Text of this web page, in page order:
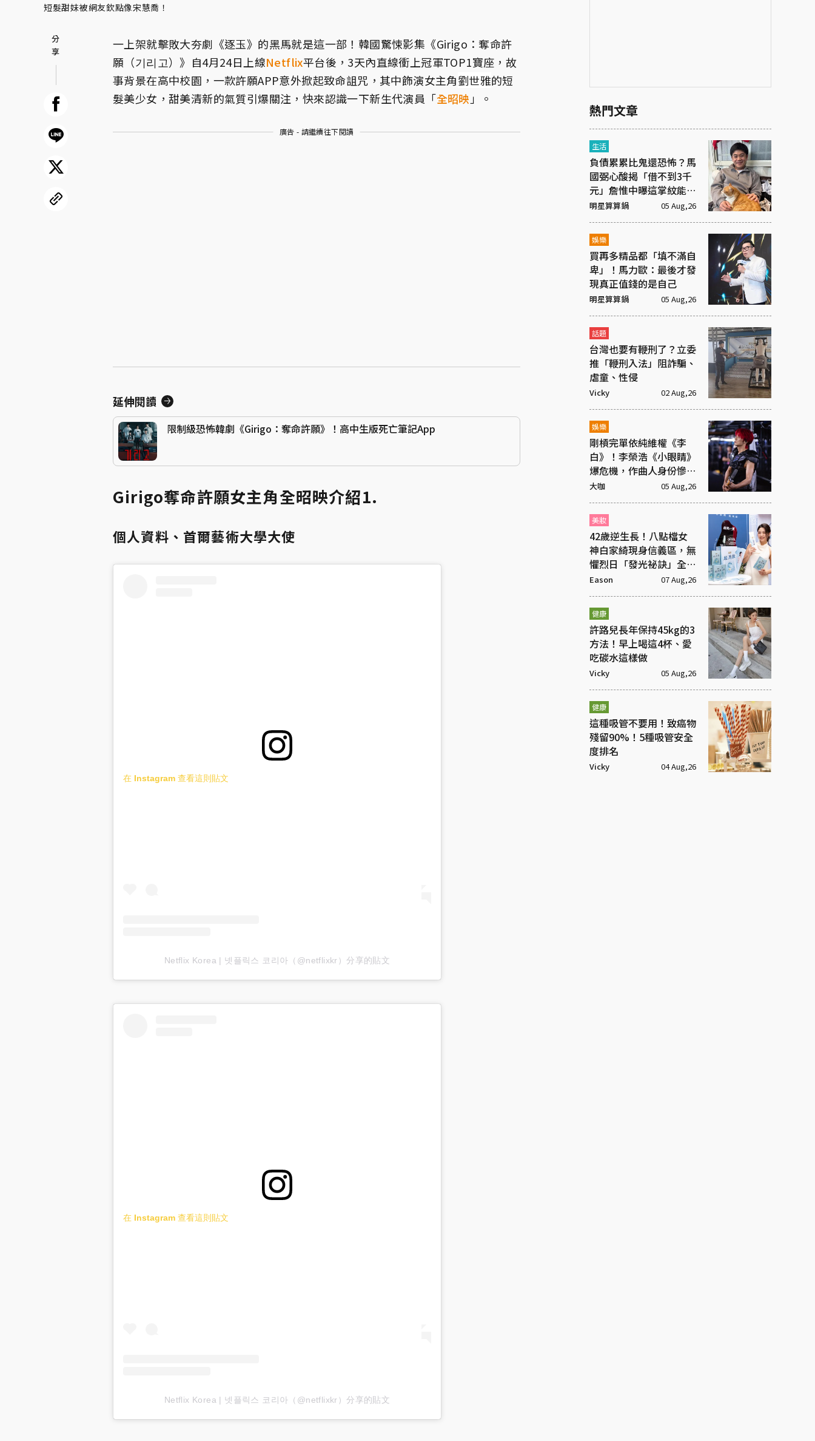
短髮甜妹被網友欽點像宋慧喬！
一上架就擊敗大夯劇《逐玉》的黑馬就是這一部！韓國驚悚影集《Girigo：奪命許
願（기리고）》自4月24日上線Netflix平台後，3天內直線衝上冠軍TOP1寶座，故
事背景在高中校園，一款許願APP意外掀起致命詛咒，其中飾演女主角劉世雅的短
髮美少女，甜美清新的氣質引爆關注，快來認識一下新生代演員「全昭映 」。
廣告 - 請繼續往下閱讀
延伸閱讀
限制級恐怖韓劇《Girigo：奪命許願》！高中生版死亡筆記App
Girigo奪命許願女主角全昭映介紹1.
個人資料、首爾藝術大學大使
在 Instagram 查看這則貼文
Netflix Korea | 넷플릭스 코리아（@netflixkr）分享的貼文
在 Instagram 查看這則貼文
Netflix Korea | 넷플릭스 코리아（@netflixkr）分享的貼文
熱門文章
生活
負債累累比鬼還恐怖？馬
國弼心酸揭「借不到3千
元」詹惟中曝這掌紋能救
命！
明星算算鍋 05 Aug,26
娛樂
買再多精品都「填不滿自
卑」！馬力歐：最後才發
現真正值錢的是自己
明星算算鍋 05 Aug,26
話題
台灣也要有鞭刑了？立委
推「鞭刑入法」阻詐騙、
虐童、性侵
Vicky 02 Aug,26
娛樂
剛槓完單依純維權《李
白》！李榮浩《小眼睛》
爆危機，作曲人身份慘遭
抹去
大咖 05 Aug,26
美妝
42歲逆生長！八點檔女
神白家綺現身信義區，無
懼烈日「發光祕訣」全靠
這包
Eason 07 Aug,26
健康
許路兒長年保持45kg的3
方法！早上喝這4杯、愛
吃碳水這樣做
Vicky 05 Aug,26
健康
這種吸管不要用！致癌物
殘留90%！5種吸管安全
度排名
Vicky 04 Aug,26